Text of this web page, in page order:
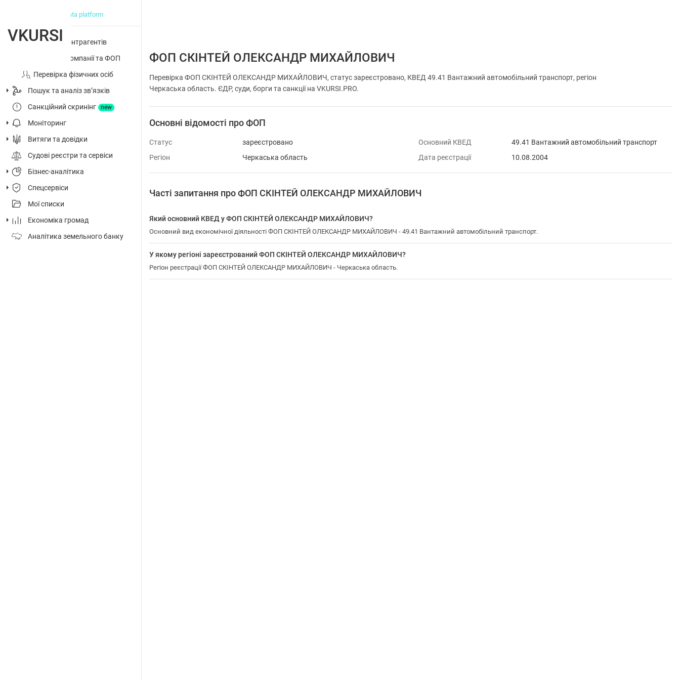
big data platform
Перевірка контрагентів
Досьє на компанії та ФОП
Перевірка фізичних осіб
Пошук та аналіз звʼязків
Санкційний скринінг
new
Моніторинг
Витяги та довідки
Судові реєстри та сервіси
Бізнес-аналітика
Спецсервіси
Мої списки
Економіка громад
Аналітика земельного банку
ФОП СКІНТЕЙ ОЛЕКСАНДР МИХАЙЛОВИЧ
Перевірка ФОП СКІНТЕЙ ОЛЕКСАНДР МИХАЙЛОВИЧ, статус зареєстровано, КВЕД 49.41 Вантажний автомобільний транспорт, регіон
Черкаська область. ЄДР, суди, борги та санкції на VKURSI.PRO.
Основні відомості про ФОП
Статус зареєстровано Основний КВЕД
49.41 Вантажний автомобільний транспорт
Регіон
Черкаська область Дата реєстрації 10.08.2004
Часті запитання про ФОП СКІНТЕЙ ОЛЕКСАНДР МИХАЙЛОВИЧ
Який основний КВЕД у ФОП СКІНТЕЙ ОЛЕКСАНДР МИХАЙЛОВИЧ?
Основний вид економічної діяльності ФОП СКІНТЕЙ ОЛЕКСАНДР МИХАЙЛОВИЧ - 49.41 Вантажний автомобільний транспорт.
У якому регіоні зареєстрований ФОП СКІНТЕЙ ОЛЕКСАНДР МИХАЙЛОВИЧ?
Регіон реєстрації ФОП СКІНТЕЙ ОЛЕКСАНДР МИХАЙЛОВИЧ - Черкаська область.
VKURSI